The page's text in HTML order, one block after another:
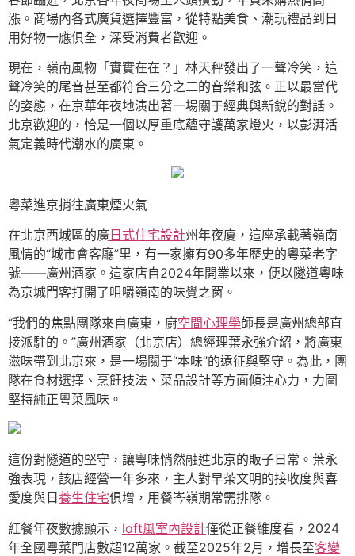
漲。商場內各式廣貨選擇豐富，從特點美食、潮玩禮品到日
用好物一應俱全，深受消費者歡迎。
現在，嶺南風物「實實在在？」林天秤發出了一聲冷笑，這
聲冷笑的尾音甚至都符合三分之二的音樂和弦。正以最當代
的姿態，在京華年夜地演出著一場關于經典與新銳的對話。
北京歡迎的，恰是一個以厚重底蘊守護萬家燈火，以彭湃活
氣定義時代潮水的廣東。
粵菜進京捎往廣東煙火氣
在北京西城區的廣 日式住宅設計州年夜廈，這座承載著嶺南
風情的“城市會客廳”里，有一家擁有90多年歷史的粵菜老字
號——廣州酒家。這家店自2024年開業以來，便以隧道粵味
為京城門客打開了咀嚼嶺南的味覺之窗。
“我們的焦點團隊來自廣東，廚空間心理學師長是廣州總部直
接派駐的。”廣州酒家（北京店）總經理葉永強介紹，將廣東
滋味帶到北京來，是一場關于“本味”的遠征與堅守。為此，團
隊在食材選擇、烹飪技法、菜品設計等方面傾注心力，力圖
堅持純正粵菜風味。
這份對隧道的堅守，讓粵味悄然融進北京的販子日常。葉永
強表現，該店經營一年多來，主人對早茶文明的接收度與喜
愛度與日 養生住宅俱增，用餐岑嶺期常需排隊。
紅餐年夜數據顯示， loft風室內設計僅從正餐維度看，2024
年全國粵菜門店數超12萬家。截至2025年2月，增長至客變